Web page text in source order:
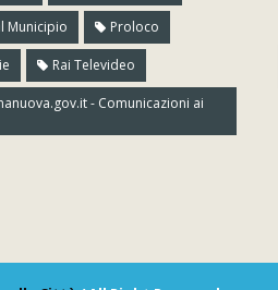
Municipio Proloco
Rai Televideo
- Comunicazioni ai